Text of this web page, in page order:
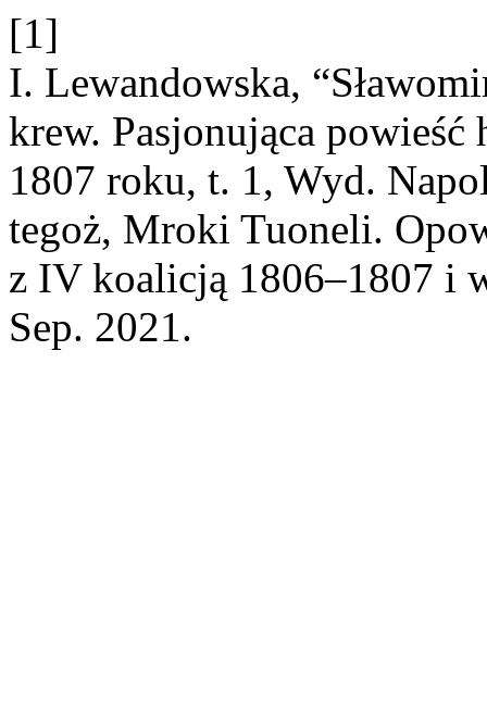
[1]
I. Lewandowska,
krew. Pasjonująca powieść
1807 roku, t. 1, Wyd.
tegoż, Mroki Tuoneli.
z IV koalicją 1806–1807 i
Sep. 2021.